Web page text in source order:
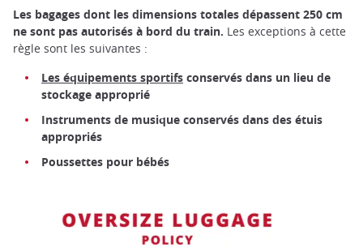
Les bagages dont les dimensions totales dépassent 250 cm
ne sont pas autorisés à bord du train. Les exceptions à cette
règle sont les suivantes :
Les équipements sportifs conservés dans un lieu de
stockage approprié
Instruments de musique conservés dans des étuis
appropriés
Poussettes pour bébés